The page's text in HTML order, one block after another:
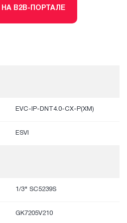
НА B2B-ПОРТАЛЕ
EVC-IP-DNT4.0-CX-P(XM)
ESVI
1/3" SC5239S
GK7205V210